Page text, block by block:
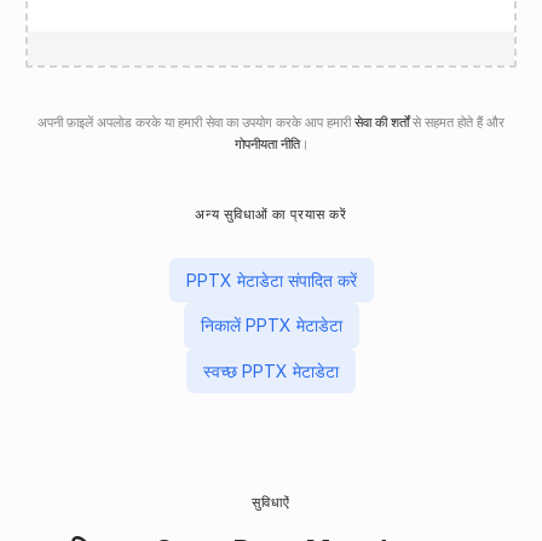
अपनी फ़ाइलें अपलोड करके या हमारी सेवा का उपयोग करके आप हमारीसेवा की शर्तोंसे सहमत होते हैं और
गोपनीयता नीति।
अन्य सुविधाओं का प्रयास करें
PPTX मेटाडेटा संपादित करें
निकालें PPTX मेटाडेटा
स्वच्छ PPTX मेटाडेटा
सुविधाऐं